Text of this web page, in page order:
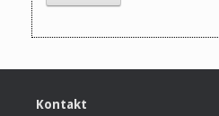
Kontakt